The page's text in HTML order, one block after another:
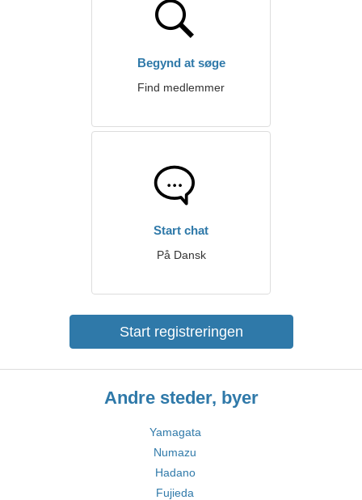
Begynd at søge
Find medlemmer
Start chat
På Dansk
Start registreringen
Andre steder, byer
Yamagata
Numazu
Hadano
Fujieda